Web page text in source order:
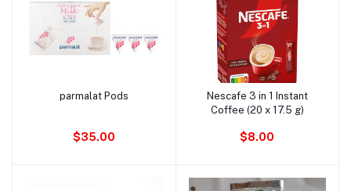
Ajouter au panier
parmalat Pods
$35.00
Ajouter au panier
Nescafe 3 in 1 Instant
Coffee (20 x 17.5 g)
$8.00